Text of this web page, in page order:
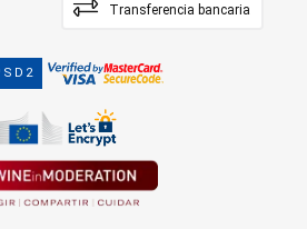
Transferencia bancaria